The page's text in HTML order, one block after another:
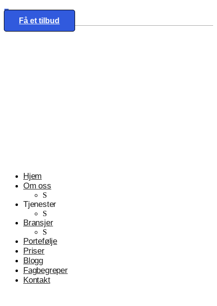
Eng
Få et tilbud
Hjem
Om oss
S
Tjenester
S
Bransjer
S
Portefølje
Priser
Blogg
Fagbegreper
Kontakt